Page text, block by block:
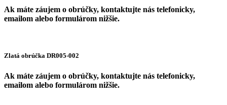
Ak máte záujem o obrúčky, kontaktujte nás telefonicky,
emailom alebo formulárom nižšie.
Zlatá obrúčka DR005-002
Ak máte záujem o obrúčky, kontaktujte nás telefonicky,
emailom alebo formulárom nižšie.